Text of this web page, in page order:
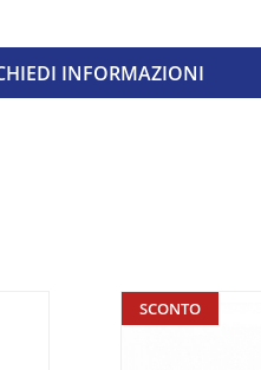
INFORMAZIONI